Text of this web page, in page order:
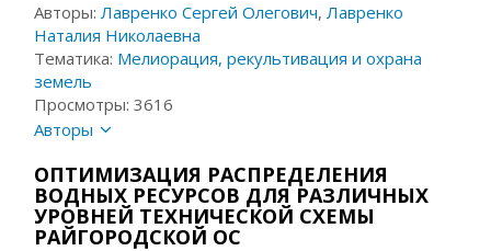
Авторы:Лавренко Сергей Олегович,Лавренко
Наталия Николаевна
Тематика: Мелиорация, рекультивация и охрана
земель
Просмотры: 3616
Авторы
ОПТИМИЗАЦИЯ РАСПРЕДЕЛЕНИЯ
ВОДНЫХ РЕСУРСОВ ДЛЯ РАЗЛИЧНЫХ
УРОВНЕЙ ТЕХНИЧЕСКОЙ СХЕМЫ
РАЙГОРОДСКОЙ ОС